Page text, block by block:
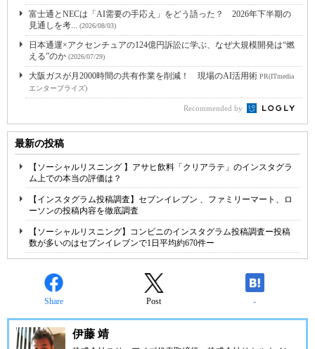
富士通とNECは「AI需要の手応え」をどう語った？ 2026年下半期の
見通しを考... (2026/08/03)
日本通運×アクセンチュアの124億円訴訟に学ぶ、なぜ大規模開発は“燃
える”のか (2026/07/29)
大阪ガスが月2000時間の共有作業を削減！ 現場のAI活用術 PR(ITmedia
エンタープライズ)
Recommended by
最新の投稿
【ソーシャルリスニング 】アサヒ飲料「クリアラテ」のインスタグラ
ム上での本当の評価は？
【インスタグラム投稿調査】セブンイレブン 、ファミリーマート、ロ
ーソンの投稿内容を徹底調査
【ソーシャルリスニング】コンビニのインスタグラム投稿調査ー投稿
数が多いのはセブンイレブンで1日平均約670件ー
Share Post -
伊藤 靖